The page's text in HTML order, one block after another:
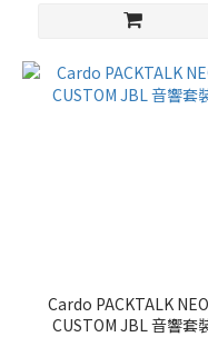
Cardo PACKTALK
CUSTOM JBL 音響套